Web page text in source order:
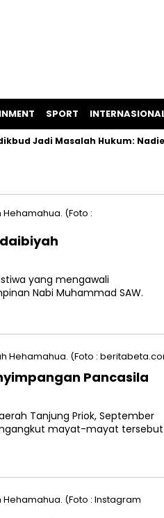
SPORT
Jadi Masalah Hukum:
yang mengawali
Nabi Muhammad SAW.
Pancasila
Tanjung Priok, September
mayat-mayat tersebut.